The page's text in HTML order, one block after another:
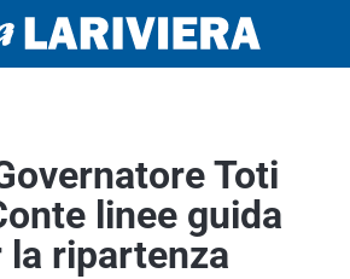
Toti
linee guida
la ripartenza